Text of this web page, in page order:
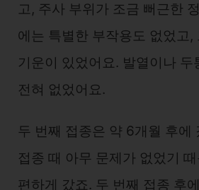
고, 주사 부위가 조금 뻐근한
에는 특별한 부작용도 없었고,
기운이 있었어요. 발열이나 두
전혀 없었어요.
두 번째 접종은 약 6개월 후에
접종 때 아무 문제가 없었기
편하게 갔죠. 두 번째 접종 후